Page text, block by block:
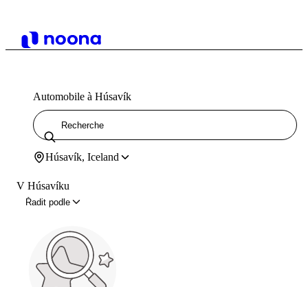
Automobile à Húsavík
Húsavík, Iceland
V Húsavíku
Řadit podle